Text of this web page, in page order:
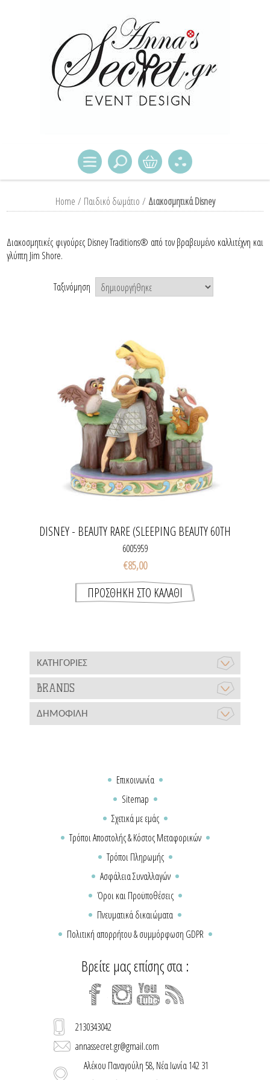
Home / Παιδικό δωμάτιο / Διακοσμητικά Disney
Διακοσμητικές φιγούρες Disney Traditions® από τον βραβευμένο καλλιτέχνη και
γλύπτη Jim Shore.
Ταξινόμηση
DISNEY - BEAUTY RARE (SLEEPING BEAUTY 60TH
ANNIVERSARY PIECE)
6005959
€85,00
ΚΑΤΗΓΟΡΊΕΣ
BRANDS
ΔΗΜΟΦΙΛΉ
Επικοινωνία
Sitemap
Σχετικά με εμάς
Τρόποι Αποστολής & Κόστος Μεταφορικών
Τρόποι Πληρωμής
Ασφάλεια Συναλλαγών
Όροι και Προϋποθέσεις
Πνευματικά δικαιώματα
Πολιτική απορρήτου & συμμόρφωση GDPR
Βρείτε μας επίσης στα :
2130343042
annassecret.gr@gmail.com
Αλέκου Παναγούλη 58, Νέα Ιωνία 142 31